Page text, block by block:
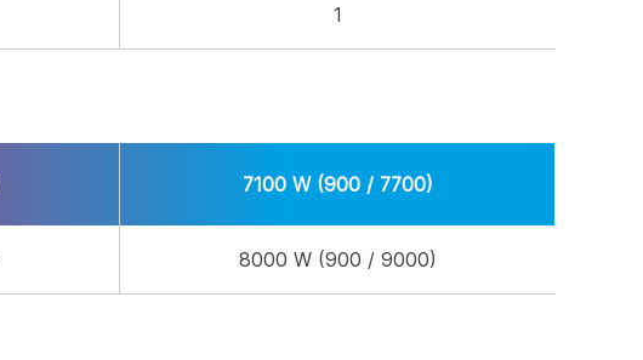
1
7100 W (900 / 7700)
8000 W (900 / 9000)